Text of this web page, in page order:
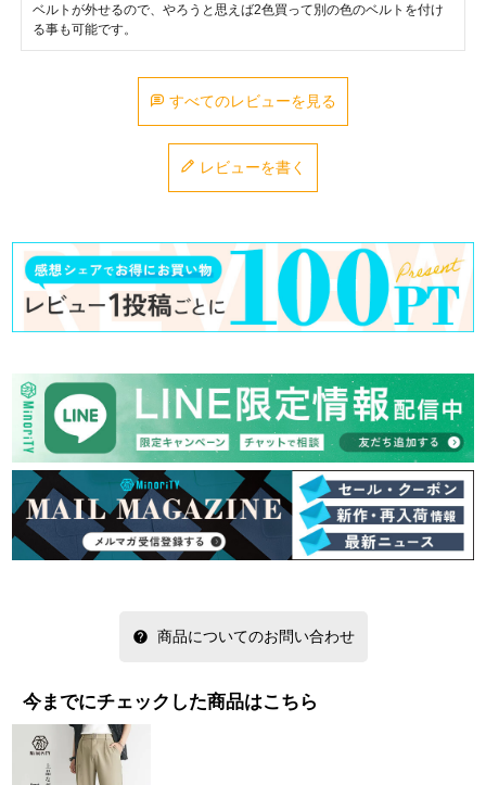
ベルトが外せるので、やろうと思えば2色買って別の色のベルトを付け
る事も可能です。
すべてのレビューを見る
レビューを書く
商品についてのお問い合わせ
今までにチェックした商品はこちら